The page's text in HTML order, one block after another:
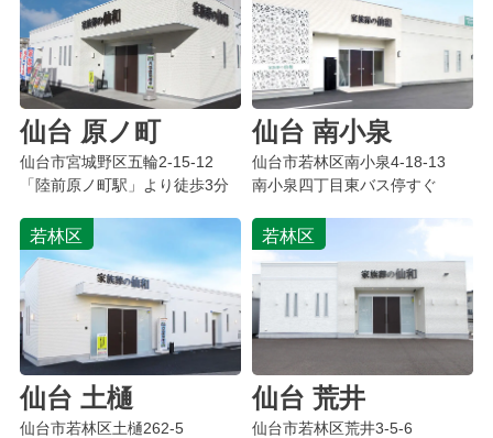
仙台 原ノ町
仙台市宮城野区五輪2-15-12
「陸前原ノ町駅」より徒歩3分
仙台 南小泉
仙台市若林区南小泉4-18-13
南小泉四丁目東バス停すぐ
若林区
仙台 土樋
仙台市若林区土樋262-5
若林区
仙台 荒井
仙台市若林区荒井3-5-6